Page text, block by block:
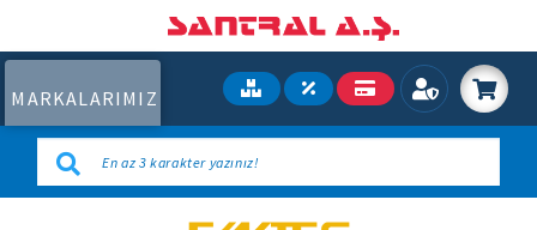
MARKALARIMIZ